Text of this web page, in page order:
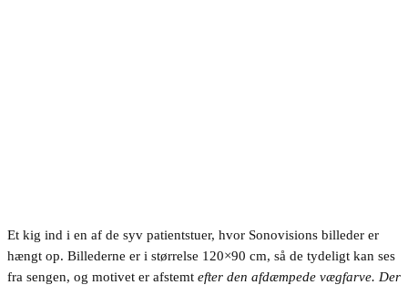
Et kig ind i en af de syv patientstuer, hvor Sonovisions billeder er
hængt op. Billederne er i størrelse 120×90 cm, så de tydeligt kan ses
fra sengen, og motivet er afstemt efter den afdæmpede vægfarve. Der